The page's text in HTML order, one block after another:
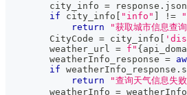
        city_info
= response . json
if city_info "info" !=
return
"获取城市信息查
        CityCode
= city_info
        weather_url
= f" {
        weatherInfo_response
=
if weatherInfo_response .
return
"查询天气信息失
        weatherInfo
=